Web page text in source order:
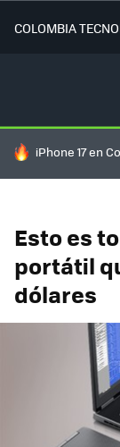
COLOMBIA
HOY SE HABLA
iPhone 17 en
Esto es
portátil
dólares